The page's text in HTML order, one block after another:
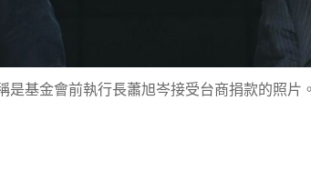
基金會前執行長蕭旭岑接受台商捐款的照片